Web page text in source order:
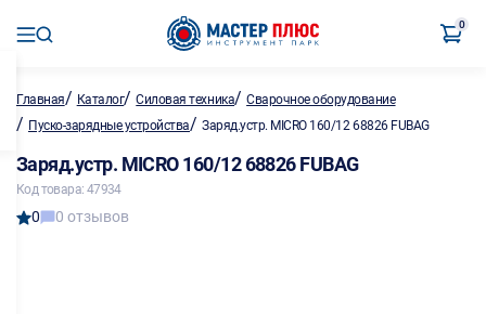
0
Главная/ Каталог/Силовая техника/Сварочное оборудование
/ Пуско-зарядные устройства/ Заряд.устр. MICRO 160/12 68826 FUBAG
Заряд.устр. MICRO 160/12 68826 FUBAG
Код товара: 47934
0 0 отзывов